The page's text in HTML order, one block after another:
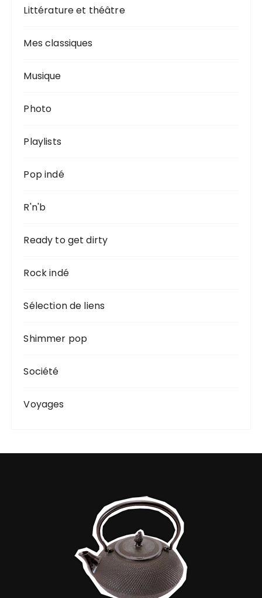
Littérature et théâtre
Mes classiques
Musique
Photo
Playlists
Pop indé
R'n'b
Ready to get dirty
Rock indé
Sélection de liens
Shimmer pop
Société
Voyages